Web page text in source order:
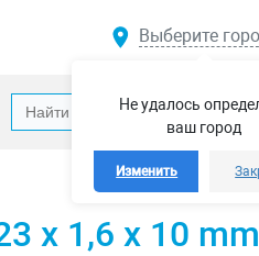
Не удалось
ваш город
Изменить
Выберите
x 1,6 x 10 mm